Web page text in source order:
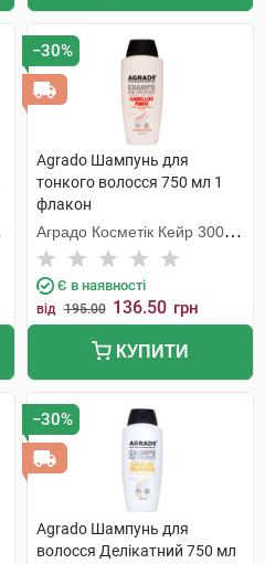
−30%
Agrado Шампунь для
тонкого волосся 750 мл 1
флакон
Аградо Косметік Кейр 3000
С.Л.У.
Є в наявності
від 195.00 136.50 грн
КУПИТИ
−30%
Agrado Шампунь для
волосся Делікатний 750 мл